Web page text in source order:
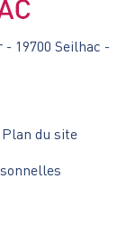
19700 Seilhac -
Plan du site